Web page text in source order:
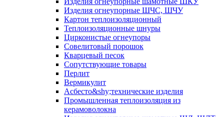
Изделия огнеупорные ШЧС, ШЧУ
Картон теплоизоляционный
Теплоизоляционные шнуры
Цирконистые огнеупоры
Совелитовый порошок
Кварцевый песок
Сопутствующие товары
Перлит
Вермикулит
Асбесто&shy;технические изделия
Промышленная теплоизоляция из
керамоволокна